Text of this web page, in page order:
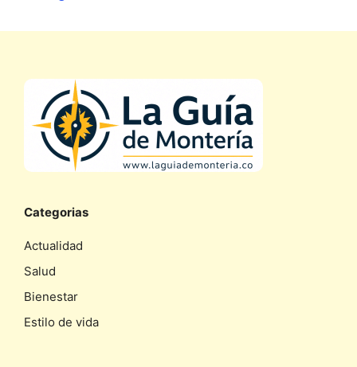
Categorias
Actualidad
Salud
Bienestar
Estilo de vida